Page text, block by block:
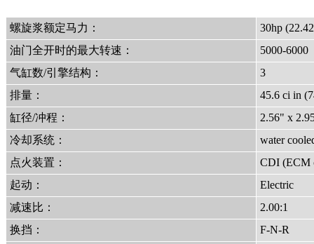
螺旋浆额定马力：
30hp
油门全开时的最大转速：
5000-6000
气缸数/引擎结构：
3
排量：
45.6 ci in
缸径/冲程：
2.56" x
冷却系统：
water
点火装置：
CDI (ECM
起动：
Electric
减速比：
2.00:1
换挡：
F-N-R